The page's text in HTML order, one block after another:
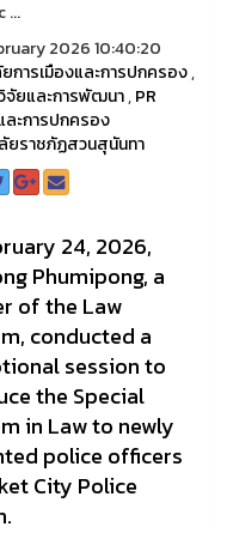
...
2026 10:40:20
การเมืองและการปกครอง,
จัยและการพัฒนา,PR
ละการปกครอง
ยราชภัฏสวนสุนันทา
24, 2026,
Phumipong, a
of the Law
conducted a
session to
the Special
in Law to newly
police officers
City Police